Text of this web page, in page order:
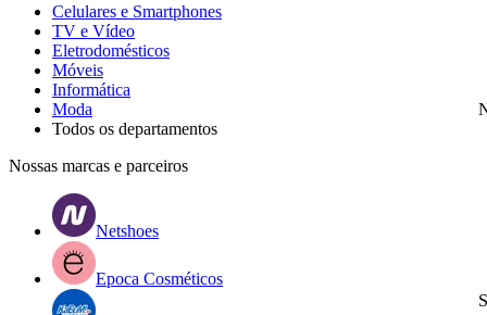
Celulares e Smartphones
TV e Vídeo
Eletrodomésticos
Móveis
Informática
Moda
Todos os departamentos
Nossas marcas e parceiros
Netshoes
Epoca Cosméticos